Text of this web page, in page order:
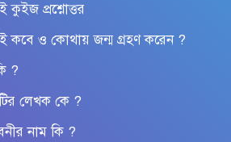
কুইজ প্রশ্নোত্তর
কবে ও কোথায় জন্ম গ্রহণ করেন ?
?
লেখক কে ?
নাম কি ?